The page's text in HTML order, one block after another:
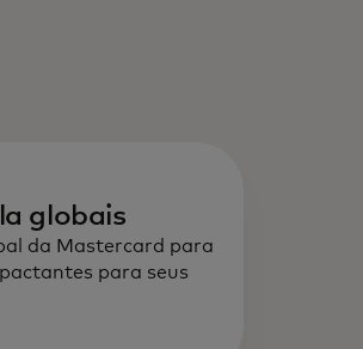
globais
da Mastercard para
para seus